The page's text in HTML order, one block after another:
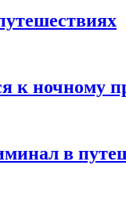
к ночному
в